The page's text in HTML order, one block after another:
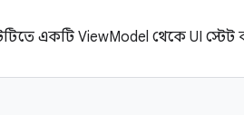
একটি ViewModel থেকে UI